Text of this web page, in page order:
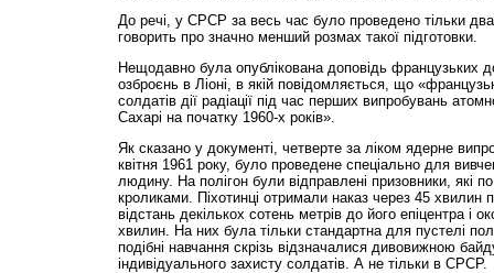
До речі, у СРСР за весь час було проведено тільки
говорить про значно менший розмах такої підготовки.
Нещодавно була опублікована доповідь французьких
озброєнь в Ліоні, в якій повідомляється, що
солдатів дії радіації під час перших випробувань
Сахарі на початку 1960-х років».
Як сказано у документі, четверте за ліком ядерне
квітня 1961 року, було проведене спеціально для
людину. На полігон були відправлені призовники, які
кроликами. Піхотинці отримали наказ через 45 хвилин
відстань декількох сотень метрів до його епіцентра і
хвилин. На них була тільки стандартна для пустелі
подібні навчання скрізь відзначалися дивовижною
індивідуального захисту солдатів. А не тільки в СРСР.